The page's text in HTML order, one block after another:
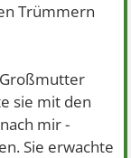
Trümmern
sie mit den
mir -
Sie erwachte